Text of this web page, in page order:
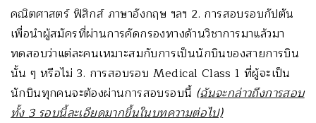
คณิตศาสตร์ ฟิสิกส์ ภาษาอังกฤษ ฯลฯ 2. การสอบรอบกัปตัน
เพื่อนำผู้สมัครที่ผ่านการคัดกรองทางด้านวิชาการมาแล้วมา
ทดสอบว่าแต่ละคนเหมาะสมกับการเป็นนักบินของสายการบิน
นั้น ๆ หรือไม่ 3. การสอบรอบ Medical Class 1 ที่ผู้จะเป็น
นักบินทุกคนจะต้องผ่านการสอบรอบนี้ (ฉันจะกล่าวถึงการสอบ
ทั้ง3 รอบนี้ละเอียดมากขึ้นในบทความต่อไป)